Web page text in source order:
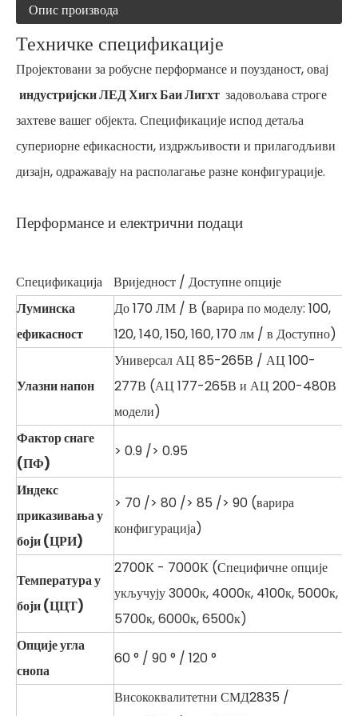
Опис производа
Техничке спецификације
Пројектовани за робусне перформансе и поузданост, овај
индустријски ЛЕД Хигх Баи Лигхт задовољава строге
захтеве вашег објекта. Спецификације испод детаља
супериорне ефикасности, издржљивости и прилагодљиви
дизајн, одражавају на располагање разне конфигурације.
Перформансе и електрични подаци
Спецификација
Вриједност / Доступне опције
Луминска
ефикасност
До 170 ЛМ / В (варира по моделу: 100,
120, 140, 150, 160, 170 лм / в Доступно)
Улазни напон
Универсал АЦ 85-265В / АЦ 100-
277В (АЦ 177-265В и АЦ 200-480В
модели)
Фактор снаге
(ПФ)
> 0.9 /> 0.95
Индекс
приказивања у
боји (ЦРИ)
> 70 /> 80 /> 85 /> 90 (варира
конфигурација)
Температура у
боји (ЦЦТ)
2700К - 7000К (Специфичне опције
укључују 3000к, 4000к, 4100к, 5000к,
5700к, 6000к, 6500к)
Опције угла
снопа
60 ° / 90 ° / 120 °
Висококвалитетни СМД2835 /